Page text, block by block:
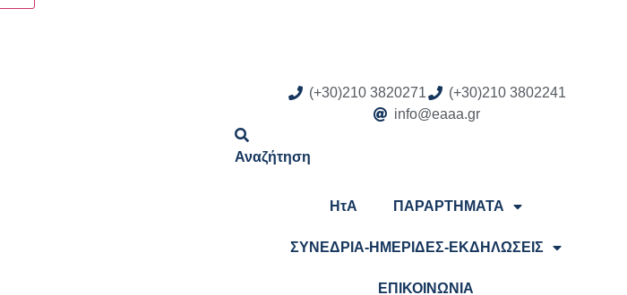
(+30)210 3820271
(+30)210 3802241
info@eaaa.gr
Αναζήτηση
ΗτΑ ΠΑΡΑΡΤΗΜΑΤΑ
ΣΥΝΕΔΡΙΑ-ΗΜΕΡΙΔΕΣ-ΕΚΔΗΛΩΣΕΙΣ
ΕΠΙΚΟΙΝΩΝΙΑ